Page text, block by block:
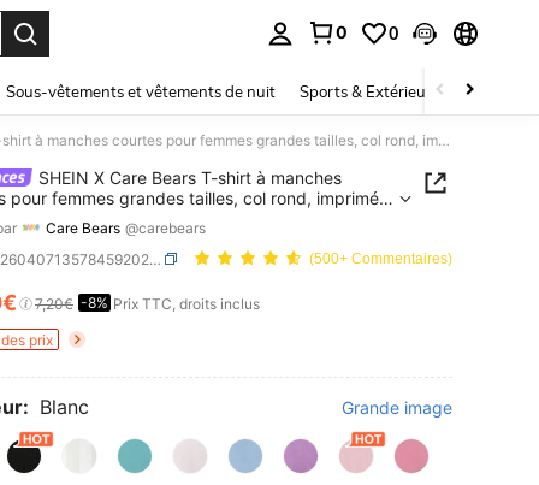
0 0
Sous-vêtements et vêtements de nuit Sports & Extérieur Enfants
SHEIN X Care Bears T-shirt à manches courtes pour femmes grandes tailles, col rond, imprimé numérique de dessin animé, polyvalent et pratique pour le port quotidien
SHEIN X Care Bears T-shirt à manches
pour femmes grandes tailles, col rond, imprimé
Care Bears @carebears
SKU: sz260407135784592025370
(500+ Commentaires)
AND AVAILABILITY
7,20€ -8% Prix TTC, droits inclus
prix
Blanc Grande image